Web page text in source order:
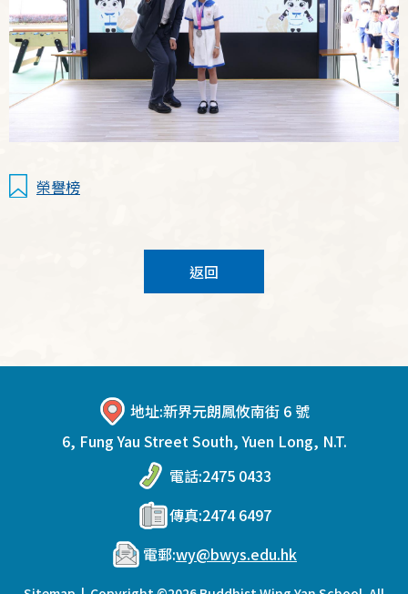
榮譽榜
返回
地址:新界元朗鳳攸南街 6 號
6, Fung Yau Street South, Yuen Long, N.T.
電話:2475 0433
傳真:2474 6497
電郵:wy@bwys.edu.hk